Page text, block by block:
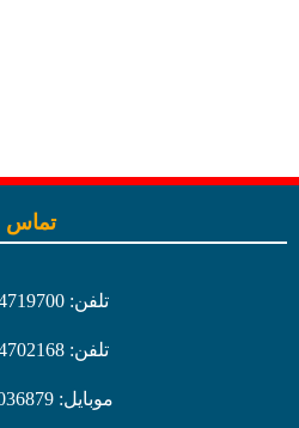
تماس
تلفن: 44719700-021
تلفن: 44702168-021
موبایل: 09126036879